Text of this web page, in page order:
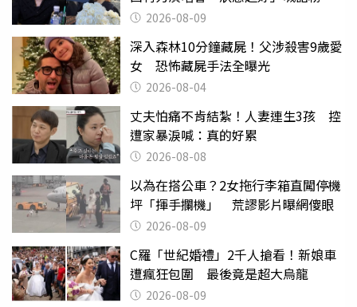
絲：我們心意相通
2026-08-09
深入森林10分鐘藏屍！父涉殺害9歲愛
女 恐怖藏屍手法全曝光
2026-08-04
丈夫怕痛不肯結紮！人妻連生3孩 控
遭家暴淚喊：真的好累
2026-08-08
以為在搭公車？2女拖行李箱直闖停機
坪「揮手攔機」 荒謬影片曝網傻眼
2026-08-09
C羅「世紀婚禮」2千人搶看！新娘車
遭瘋狂包圍 最後竟是超大烏龍
2026-08-09